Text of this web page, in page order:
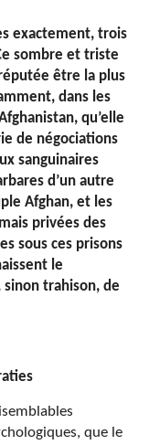
exactement, trois
sombre et triste
être la plus
dans les
qu’elle
de négociations
sanguinaires
d’un autre
Afghan, et les
privées des
sous ces prisons
le
trahison, de
que le